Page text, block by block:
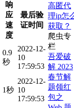
响
应
速
度
最后验
证时间
0.9
秒
2022-12-
10
17:59:53
1秒
2022-12-
10
17:59:53
高匿代
理ip怎
获取？
爬虫专
栏
吾爱破
解 2023
春节解
题领红
包之